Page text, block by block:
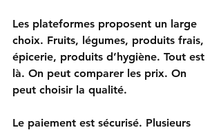
Les plateformes proposent un large
choix. Fruits, légumes, produits frais,
épicerie, produits d’hygiène. Tout est
là. On peut comparer les prix. On
peut choisir la qualité.
Le paiement est sécurisé. Plusieurs